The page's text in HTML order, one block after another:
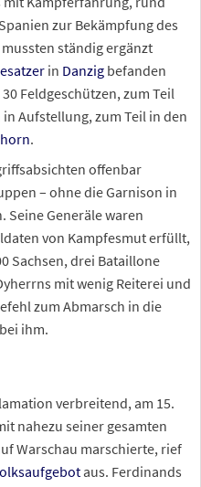
zur Bekämpfung des
ständig ergänzt
in Danzig befanden
Feldgeschützen, zum Teil
in Aufstellung, zum Teil in den
.
offenbar
– ohne die Garnison in
Seine Generäle waren
von Kampfesmut erfüllt,
Sachsen, drei Bataillone
mit wenig Reiterei und
zum Abmarsch in die
ihm.
verbreitend, am 15.
nahezu seiner gesamten
Warschau marschierte, rief
aus. Ferdinands